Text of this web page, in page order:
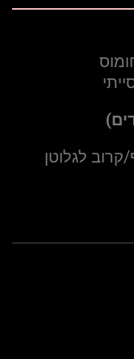
קרוב לגלוטן